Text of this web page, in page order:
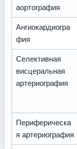
аортография
Ангиокардиогра
фия
Селективная
висцеральная
артериография
Периферическа
я артериография